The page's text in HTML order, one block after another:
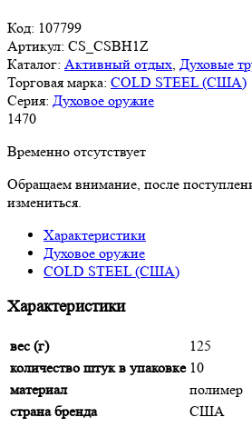
Код: 107799
Артикул: CS_CSBH1Z
Каталог: Активный отдых Духовые
Торговая марка: COLD STEEL (США)
Серия: Духовое оружие
1470
Временно отсутствует
Обращаем внимание, после
измениться.
Характеристики
Духовое оружие
COLD STEEL (США)
Характеристики
вес (г)
125
количество штук в упаковке 10
материал
полимер
страна бренда
США